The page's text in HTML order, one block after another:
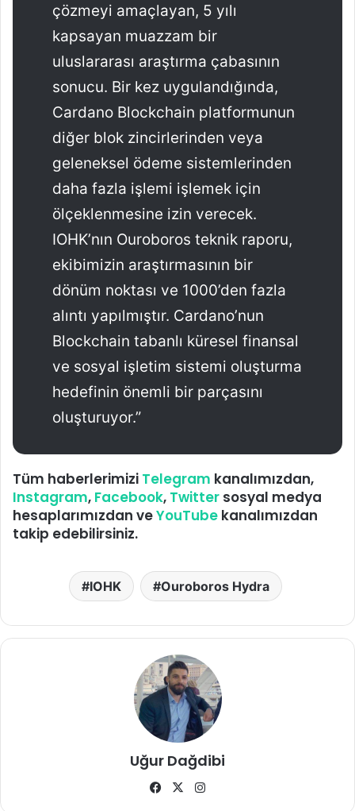
çözmeyi amaçlayan, 5 yılı
kapsayan muazzam bir
uluslararası araştırma çabasının
sonucu. Bir kez uygulandığında,
Cardano Blockchain platformunun
diğer blok zincirlerinden veya
geleneksel ödeme sistemlerinden
daha fazla işlemi işlemek için
ölçeklenmesine izin verecek.
IOHK’nın Ouroboros teknik raporu,
ekibimizin araştırmasının bir
dönüm noktası ve 1000’den fazla
alıntı yapılmıştır. Cardano’nun
Blockchain tabanlı küresel finansal
ve sosyal işletim sistemi oluşturma
hedefinin önemli bir parçasını
oluşturuyor.”
Tüm haberlerimizi Telegram kanalımızdan,
Instagram, Facebook, Twitter sosyal medya
hesaplarımızdan veYouTube kanalımızdan
takip edebilirsiniz.
IOHK Ouroboros Hydra
Uğur Dağdibi
Facebook
X